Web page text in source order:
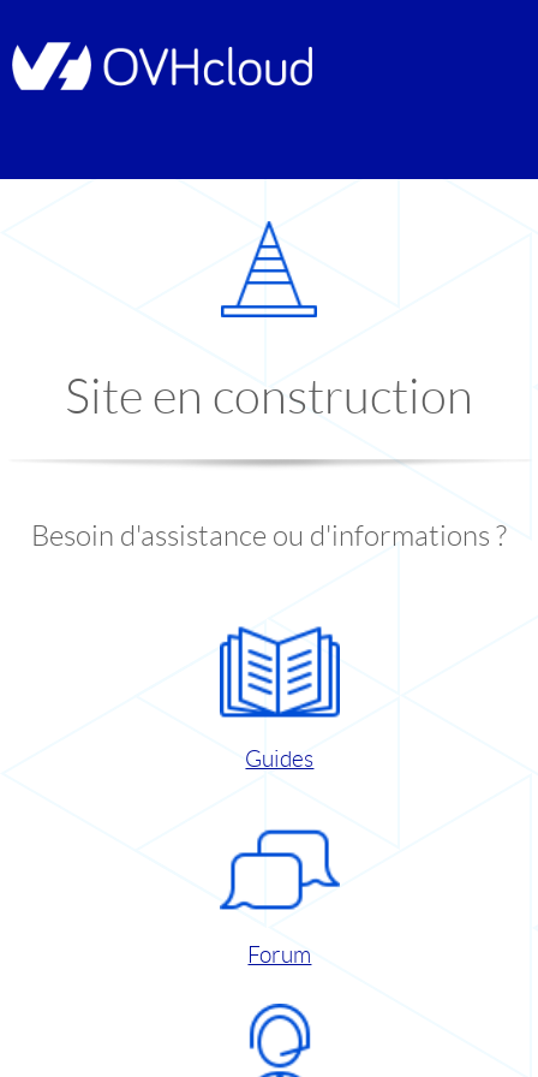
Site en construction
Besoin d'assistance ou d'informations ?
Guides
Forum